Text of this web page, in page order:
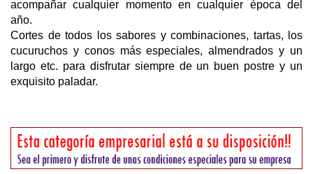
acompañar cualquier momento en cualquier época del
año.
Cortes de todos los sabores y combinaciones, tartas, los
cucuruchos y conos más especiales, almendrados y un
largo etc. para disfrutar siempre de un buen postre y un
exquisito paladar.